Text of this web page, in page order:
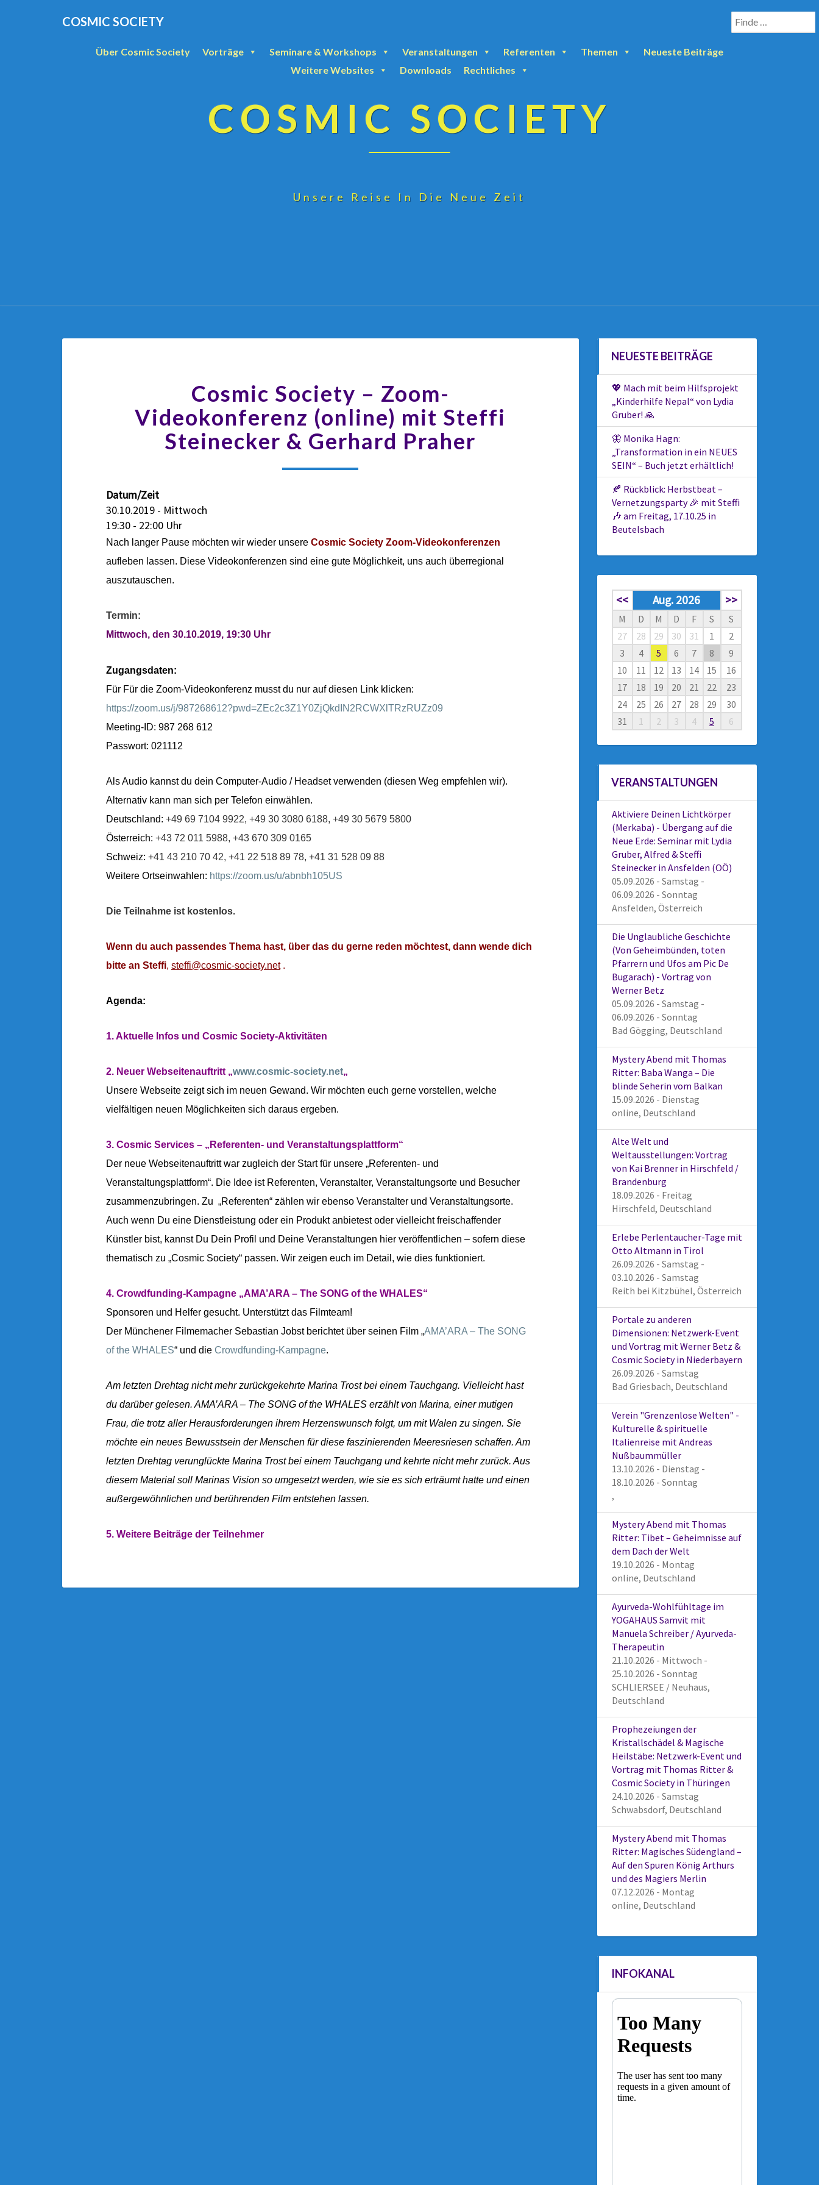
COSMIC SOCIETY
Über Cosmic Society Vorträge Seminare & Workshops Veranstaltungen Referenten Themen
Neueste Beiträge
Weitere Websites
Downloads Rechtliches
COSMIC SOCIETY
Unsere Reise In Die Neue Zeit
Cosmic Society – Zoom-
Videokonferenz (online) mit Steffi
Steinecker & Gerhard Praher
Datum/Zeit
30.10.2019 - Mittwoch
19:30 - 22:00 Uhr
Nach langer Pause möchten wir wieder unsere Cosmic Society Zoom-Videokonferenzen
aufleben lassen. Diese Videokonferenzen sind eine gute Möglichkeit, uns auch überregional
auszutauschen.
Termin:
Mittwoch, den 30.10.2019, 19:30 Uhr
Zugangsdaten:
Für Für die Zoom-Videokonferenz musst du nur auf diesen Link klicken:
https://zoom.us/j/987268612?pwd=ZEc2c3Z1Y0ZjQkdIN2RCWXlTRzRUZz09
Meeting-ID: 987 268 612
Passwort: 021112
Als Audio kannst du dein Computer-Audio / Headset verwenden (diesen Weg empfehlen wir).
Alternativ kann man sich per Telefon einwählen.
Deutschland: +49 69 7104 9922, +49 30 3080 6188, +49 30 5679 5800
Österreich: +43 72 011 5988, +43 670 309 0165
Schweiz: +41 43 210 70 42, +41 22 518 89 78, +41 31 528 09 88
Weitere Ortseinwahlen: https://zoom.us/u/abnbh105US
Die Teilnahme ist kostenlos.
Wenn du auch passendes Thema hast, über das du gerne reden möchtest, dann wende dich
bitte an Steffi, steffi@cosmic-society.net.
Agenda:
1. Aktuelle Infos und Cosmic Society-Aktivitäten
2. Neuer Webseitenauftritt „www.cosmic-society.net„
Unsere Webseite zeigt sich im neuen Gewand. Wir möchten euch gerne vorstellen, welche
vielfältigen neuen Möglichkeiten sich daraus ergeben.
3. Cosmic Services – „Referenten- und Veranstaltungsplattform“
Der neue Webseitenauftritt war zugleich der Start für unsere „Referenten- und
Veranstaltungsplattform“. Die Idee ist Referenten, Veranstalter, Veranstaltungsorte und Besucher
zusammenzubringen. Zu „Referenten“ zählen wir ebenso Veranstalter und Veranstaltungsorte.
Auch wenn Du eine Dienstleistung oder ein Produkt anbietest oder vielleicht freischaffender
Künstler bist, kannst Du Dein Profil und Deine Veranstaltungen hier veröffentlichen – sofern diese
thematisch zu „Cosmic Society“ passen. Wir zeigen euch im Detail, wie dies funktioniert.
4. Crowdfunding-Kampagne „AMA’ARA – The SONG of the WHALES“
Sponsoren und Helfer gesucht. Unterstützt das Filmteam!
Der Münchener Filmemacher Sebastian Jobst berichtet über seinen Film „AMA’ARA – The SONG
of the WHALES“ und die Crowdfunding-Kampagne.
Am letzten Drehtag nicht mehr zurückgekehrte Marina Trost bei einem Tauchgang. Vielleicht hast
du darüber gelesen. AMA’ARA – The SONG of the WHALES erzählt von Marina, einer mutigen
Frau, die trotz aller Herausforderungen ihrem Herzenswunsch folgt, um mit Walen zu singen. Sie
möchte ein neues Bewusstsein der Menschen für diese faszinierenden Meeresriesen schaffen. Am
letzten Drehtag verunglückte Marina Trost bei einem Tauchgang und kehrte nicht mehr zurück. Aus
diesem Material soll Marinas Vision so umgesetzt werden, wie sie es sich erträumt hatte und einen
außergewöhnlichen und berührenden Film entstehen lassen.
5. Weitere Beiträge der Teilnehmer
NEUESTE BEITRÄGE
💖 Mach mit beim Hilfsprojekt
„Kinderhilfe Nepal“ von Lydia
Gruber! 🙏
🦋 Monika Hagn:
„Transformation in ein NEUES
SEIN“ – Buch jetzt erhältlich!
🍂 Rückblick: Herbstbeat –
Vernetzungsparty 🎉 mit Steffi
🎶 am Freitag, 17.10.25 in
Beutelsbach
<< Aug. 2026 >>
M D M D F S
S
27
28 29 30 31 1
2
3
4 5 6 7 8
9
10
11 12 13 14 15
16
17
18 19 20 21 22
23
24
25 26 27 28 29
30
31
1 2 3 4 5 6
VERANSTALTUNGEN
Aktiviere Deinen Lichtkörper
(Merkaba) - Übergang auf die
Neue Erde: Seminar mit Lydia
Gruber, Alfred & Steffi
Steinecker in Ansfelden (OÖ)
05.09.2026 - Samstag -
06.09.2026 - Sonntag
Ansfelden, Österreich
Die Unglaubliche Geschichte
(Von Geheimbünden, toten
Pfarrern und Ufos am Pic De
Bugarach) - Vortrag von
Werner Betz
05.09.2026 - Samstag -
06.09.2026 - Sonntag
Bad Gögging, Deutschland
Mystery Abend mit Thomas
Ritter: Baba Wanga – Die
blinde Seherin vom Balkan
15.09.2026 - Dienstag
online, Deutschland
Alte Welt und
Weltausstellungen: Vortrag
von Kai Brenner in Hirschfeld /
Brandenburg
18.09.2026 - Freitag
Hirschfeld, Deutschland
Erlebe Perlentaucher-Tage mit
Otto Altmann in Tirol
26.09.2026 - Samstag -
03.10.2026 - Samstag
Reith bei Kitzbühel, Österreich
Portale zu anderen
Dimensionen: Netzwerk-Event
und Vortrag mit Werner Betz &
Cosmic Society in Niederbayern
26.09.2026 - Samstag
Bad Griesbach, Deutschland
Verein "Grenzenlose Welten" -
Kulturelle & spirituelle
Italienreise mit Andreas
Nußbaummüller
13.10.2026 - Dienstag -
18.10.2026 - Sonntag
,
Mystery Abend mit Thomas
Ritter: Tibet – Geheimnisse auf
dem Dach der Welt
19.10.2026 - Montag
online, Deutschland
Ayurveda-Wohlfühltage im
YOGAHAUS Samvit mit
Manuela Schreiber / Ayurveda-
Therapeutin
21.10.2026 - Mittwoch -
25.10.2026 - Sonntag
SCHLIERSEE / Neuhaus,
Deutschland
Prophezeiungen der
Kristallschädel & Magische
Heilstäbe: Netzwerk-Event und
Vortrag mit Thomas Ritter &
Cosmic Society in Thüringen
24.10.2026 - Samstag
Schwabsdorf, Deutschland
Mystery Abend mit Thomas
Ritter: Magisches Südengland –
Auf den Spuren König Arthurs
und des Magiers Merlin
07.12.2026 - Montag
online, Deutschland
INFOKANAL